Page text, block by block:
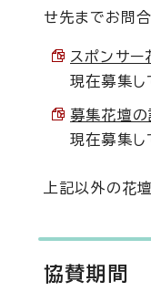
せ先までお問合
スポンサー
現在募集し
募集花壇
現在募集し
上記以外の花
協賛期間